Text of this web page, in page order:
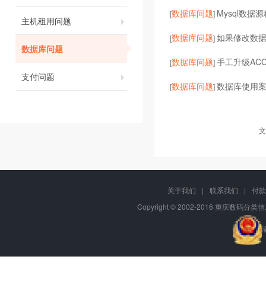
主机租用问题
数据库问题
支付问题
[数据库问题] Mysql数据
[数据库问题]如果修改数
[数据库问题]手工升级
[数据库问题]数据库使用
关于我们 | 联系我们 |
付
Copyright © 2002-2016 重庆数码分类